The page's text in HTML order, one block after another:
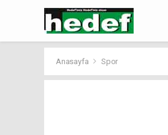
Anasayfa Spor